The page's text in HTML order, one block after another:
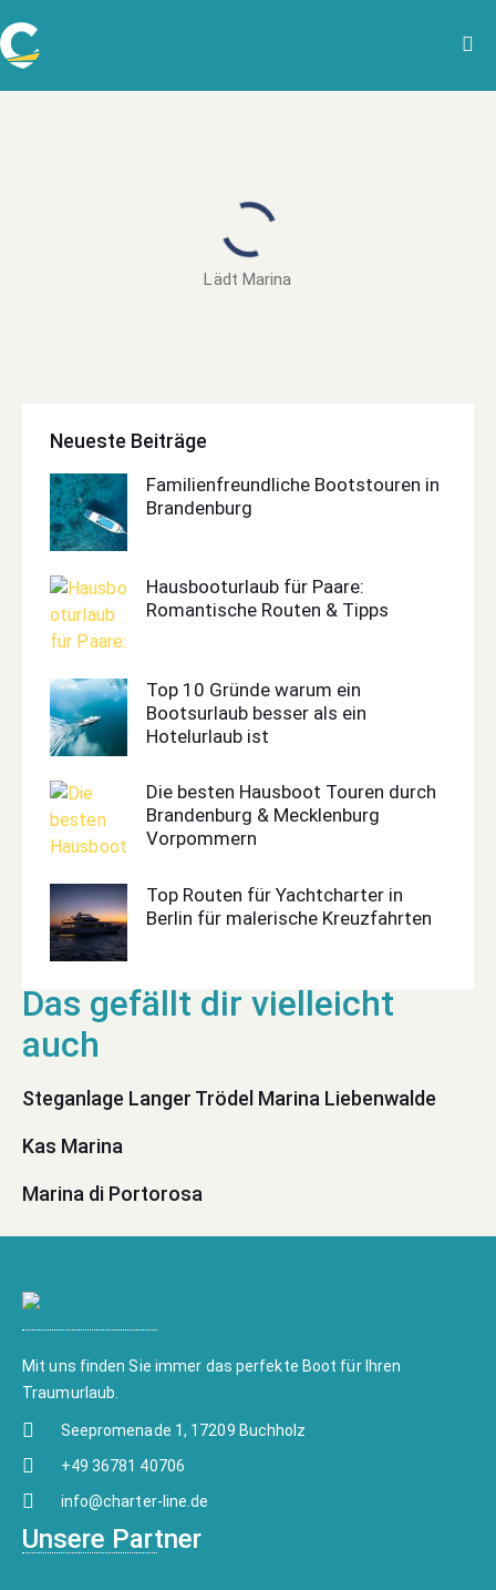
Lädt Marina
Neueste Beiträge
Familienfreundliche Bootstouren in
Brandenburg
Hausbooturlaub für Paare:
Romantische Routen & Tipps
Top 10 Gründe warum ein
Bootsurlaub besser als ein
Hotelurlaub ist
Die besten Hausboot Touren durch
Brandenburg & Mecklenburg
Vorpommern
Top Routen für Yachtcharter in
Berlin für malerische Kreuzfahrten
Steganlage Langer Trödel Marina Liebenwalde
Kas Marina
Marina di Portorosa
Mit uns finden Sie immer das perfekte Boot für Ihren
Traumurlaub.
Seepromenade 1, 17209 Buchholz
+49 36781 40706
info@charter-line.de
Unsere Partner